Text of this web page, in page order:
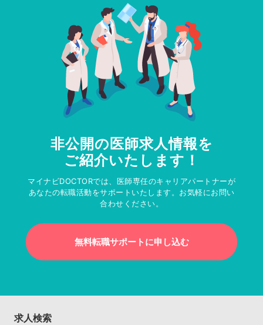
非公開の医師求人情報を
ご紹介いたします！
マイナビDOCTORでは、医師専任のキャリアパートナーが
あなたの転職活動をサポートいたします。お気軽にお問い
合わせください。
無料転職サポートに申し込む
求人検索